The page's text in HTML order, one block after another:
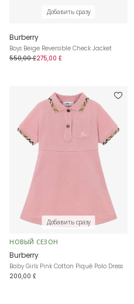
Добавить сразу
Burberry
Boys Beige Reversible Check Jacket
550,00 £275,00 £
Добавить сразу
НОВЫЙ СЕЗОН
Burberry
Baby Girls Pink Cotton Piqué Polo Dress
200,00 £